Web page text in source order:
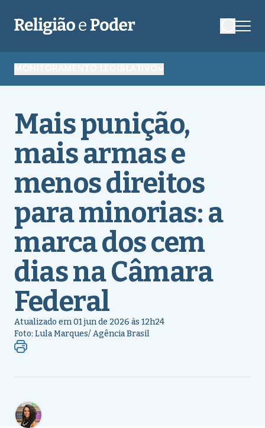
Mais punição,
mais armas e
menos direitos
para minorias: a
marca dos cem
dias na Câmara
Federal
Atualizado em 01 jun de 2026 às 12h24
Foto: Lula Marques/ Agência Brasil